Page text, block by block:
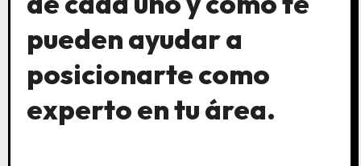
pueden ayudar a
posicionarte como
experto en tu área.